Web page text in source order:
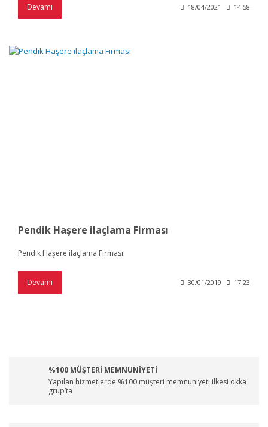
Devamı 18/04/2021 14:58
Pendik Haşere ilaçlama Firması
Pendik Haşere ilaçlama Firması
Devamı 30/01/2019 17:23
%100 MÜŞTERİ MEMNUNİYETİ
Yapılan hizmetlerde %100 müşteri memnuniyeti ilkesi okka
grup’ta